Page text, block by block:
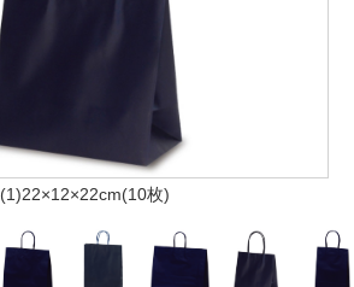
(1)22×12×22cm(10枚)